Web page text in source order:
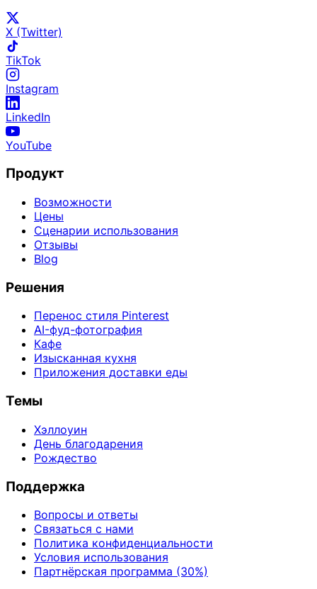
X (Twitter)
TikTok
Instagram
LinkedIn
YouTube
Продукт
Возможности
Цены
Сценарии использования
Отзывы
Blog
Решения
Перенос стиля Pinterest
AI-фуд-фотография
Кафе
Изысканная кухня
Приложения доставки еды
Темы
Хэллоуин
День благодарения
Рождество
Поддержка
Вопросы и ответы
Связаться с нами
Политика конфиденциальности
Условия использования
Партнёрская программа (30%)